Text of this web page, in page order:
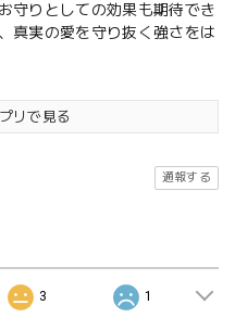
守りとしての効果も期待でき
真実の愛を守り抜く強さをは
リで見る
通報する
3 1